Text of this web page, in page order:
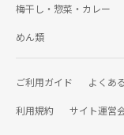
梅干し・惣菜・カレー
めん類
ご利用ガイド よくあ
利用規約 サイト運営